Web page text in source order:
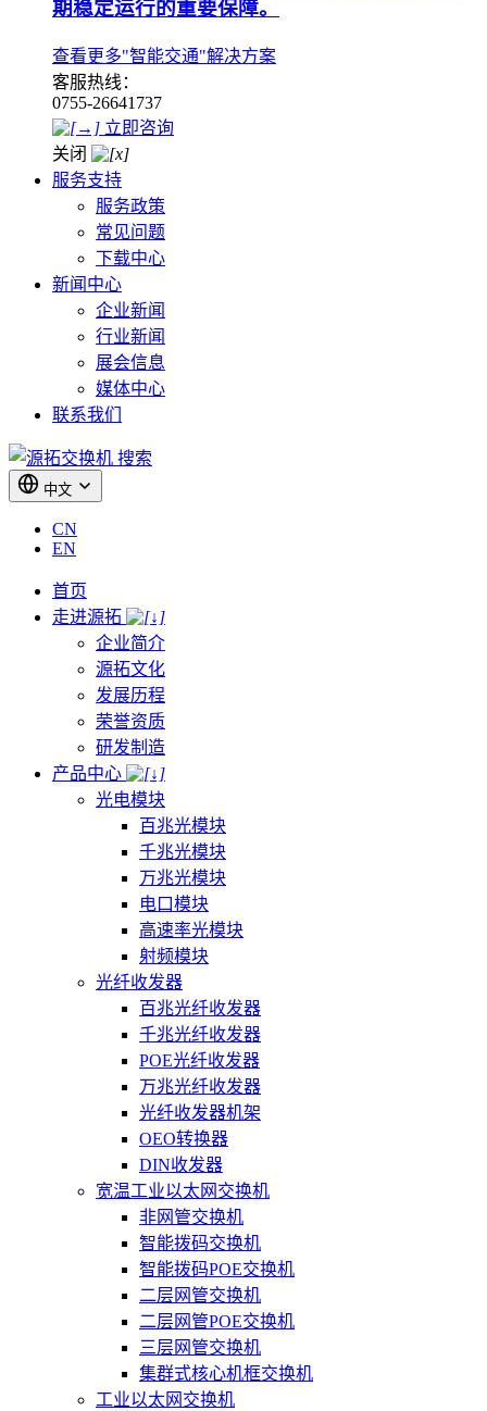
期稳定运行的重要保障。
查看更多"智能交通"解决方案
客服热线：
0755-26641737
立即咨询
关闭
服务支持
服务政策
常见问题
下载中心
新闻中心
企业新闻
行业新闻
展会信息
媒体中心
联系我们
搜索
中文
CN
EN
首页
走进源拓
企业简介
源拓文化
发展历程
荣誉资质
研发制造
产品中心
光电模块
百兆光模块
千兆光模块
万兆光模块
电口模块
高速率光模块
射频模块
光纤收发器
百兆光纤收发器
千兆光纤收发器
POE光纤收发器
万兆光纤收发器
光纤收发器机架
OEO转换器
DIN收发器
宽温工业以太网交换机
非网管交换机
智能拨码交换机
智能拨码POE交换机
二层网管交换机
二层网管POE交换机
三层网管交换机
集群式核心机框交换机
工业以太网交换机